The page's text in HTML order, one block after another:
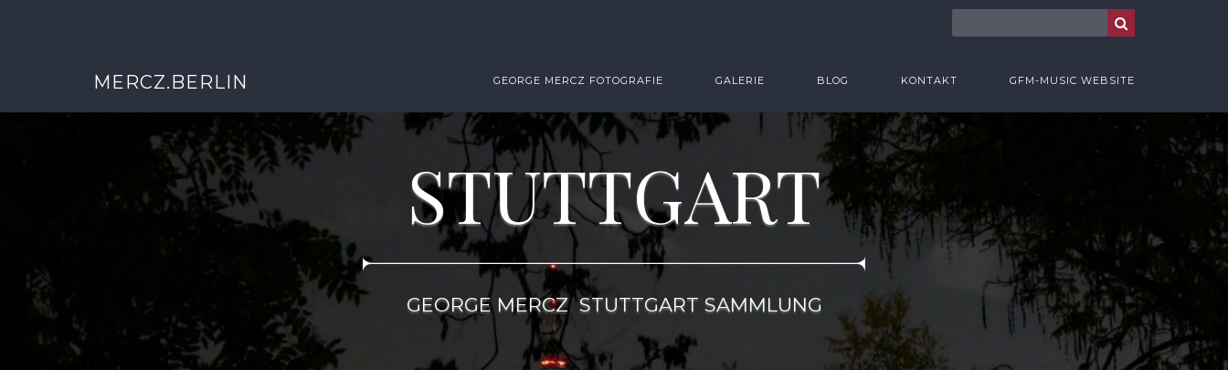
MERCZ.BERLIN GEORGE MERCZ FOTOGRAFIE GALERIE BLOG KONTAKT GFM-MUSIC WEBSITE
STUTTGART
GEORGE MERCZ STUTTGART SAMMLUNG